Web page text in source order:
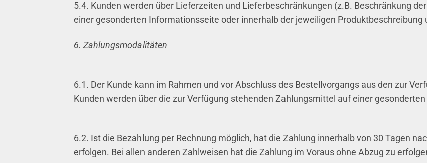
5.4. Kunden werden über Lieferzeiten und Lieferbeschränkungen (z.B. Beschränkung
einer gesonderten Informationsseite oder innerhalb der jeweiligen Produktbeschreibung
6. Zahlungsmodalitäten
6.1. Der Kunde kann im Rahmen und vor Abschluss des Bestellvorgangs aus den zur
Kunden werden über die zur Verfügung stehenden Zahlungsmittel auf einer
6.2. Ist die Bezahlung per Rechnung möglich, hat die Zahlung innerhalb von 30 Tagen
erfolgen. Bei allen anderen Zahlweisen hat die Zahlung im Voraus ohne Abzug zu